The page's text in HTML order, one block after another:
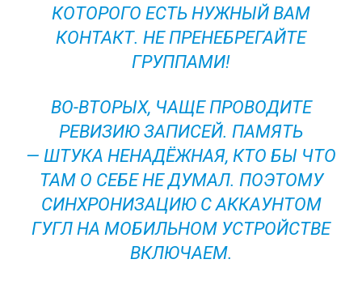
КОТОРОГО ЕСТЬ НУЖНЫЙ ВАМ
КОНТАКТ. НЕ ПРЕНЕБРЕГАЙТЕ
ГРУППАМИ!
ВО-ВТОРЫХ, ЧАЩЕ ПРОВОДИТЕ
РЕВИЗИЮ ЗАПИСЕЙ. ПАМЯТЬ
— ШТУКА НЕНАДЁЖНАЯ, КТО БЫ ЧТО
ТАМ О СЕБЕ НЕ ДУМАЛ. ПОЭТОМУ
СИНХРОНИЗАЦИЮ С АККАУНТОМ
ГУГЛ НА МОБИЛЬНОМ УСТРОЙСТВЕ
ВКЛЮЧАЕМ.